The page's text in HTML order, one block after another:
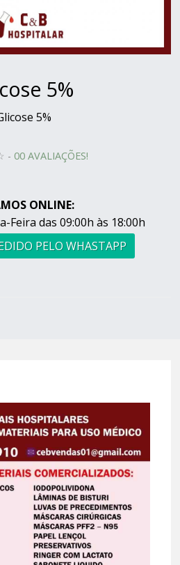
5%
5%
- 00 AVALIAÇÕES!
ONLINE:
Feira das 09:00h às 18:00h
PELO WHASTAPP